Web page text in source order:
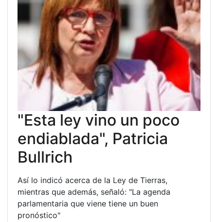
"Esta ley vino un poco
endiablada", Patricia
Bullrich
Así lo indicó acerca de la Ley de Tierras,
mientras que además, señaló: "La agenda
parlamentaria que viene tiene un buen
pronóstico"